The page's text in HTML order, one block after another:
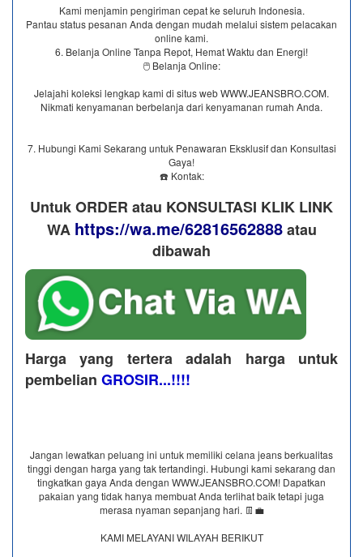
Kami menjamin pengiriman cepat ke seluruh Indonesia.
Pantau status pesanan Anda dengan mudah melalui sistem pelacakan
online kami.
6. Belanja Online Tanpa Repot, Hemat Waktu dan Energi!
🖱️ Belanja Online:
Jelajahi koleksi lengkap kami di situs web WWW.JEANSBRO.COM.
Nikmati kenyamanan berbelanja dari kenyamanan rumah Anda.
7. Hubungi Kami Sekarang untuk Penawaran Eksklusif dan Konsultasi
Gaya!
☎️ Kontak:
Untuk ORDER atau KONSULTASI KLIK LINK
WA https://wa.me/62816562888​ atau
dibawah
Harga yang tertera adalah harga untuk
pembelian GROSIR...!!!!
Jangan lewatkan peluang ini untuk memiliki celana jeans berkualitas
tinggi dengan harga yang tak tertandingi. Hubungi kami sekarang dan
tingkatkan gaya Anda dengan WWW.JEANSBRO.COM! Dapatkan
pakaian yang tidak hanya membuat Anda terlihat baik tetapi juga
merasa nyaman sepanjang hari. 👖💼
KAMI MELAYANI WILAYAH BERIKUT